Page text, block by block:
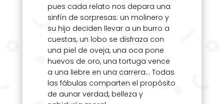
pues cada relato nos depara una
sinfín de sorpresas: un molinero y
su hijo deciden llevar a un burro a
cuestas, un lobo se disfraza con
una piel de oveja, una oca pone
huevos de oro, una tortuga vence
a una liebre en una carrera… Todas
las fábulas comparten el propósito
de aunar verdad, belleza y